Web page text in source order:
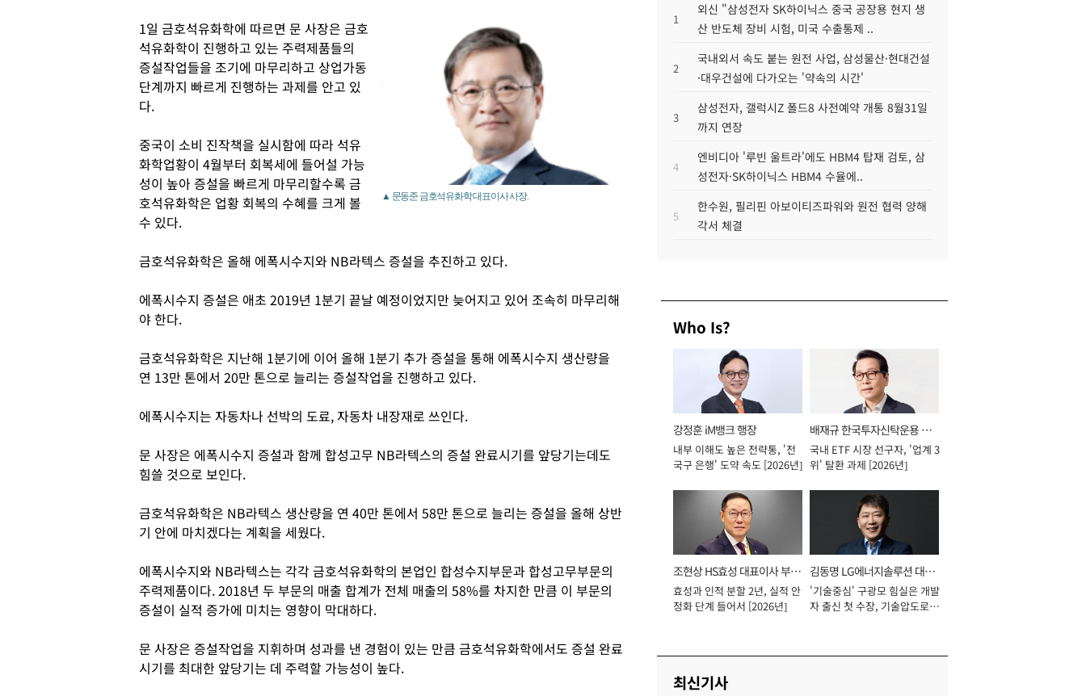
▲ 문동준 금호석유화학 대표이사 사장.
1일 금호석유화학에 따르면 문 사장은 금호
석유화학이 진행하고 있는 주력제품들의
증설작업들을 조기에 마무리하고 상업가동
단계까지 빠르게 진행하는 과제를 안고 있
다.
중국이 소비 진작책을 실시함에 따라 석유
화학업황이 4월부터 회복세에 들어설 가능
성이 높아 증설을 빠르게 마무리할수록 금
호석유화학은 업황 회복의 수혜를 크게 볼
수 있다.
금호석유화학은 올해 에폭시수지와 NB라텍스 증설을 추진하고 있다.
에폭시수지 증설은 애초 2019년 1분기 끝날 예정이었지만 늦어지고 있어 조속히 마무리해
야 한다.
금호석유화학은 지난해 1분기에 이어 올해 1분기 추가 증설을 통해 에폭시수지 생산량을
연 13만 톤에서 20만 톤으로 늘리는 증설작업을 진행하고 있다.
에폭시수지는 자동차나 선박의 도료, 자동차 내장재로 쓰인다.
문 사장은 에폭시수지 증설과 함께 합성고무 NB라텍스의 증설 완료시기를 앞당기는데도
힘쓸 것으로 보인다.
금호석유화학은 NB라텍스 생산량을 연 40만 톤에서 58만 톤으로 늘리는 증설을 올해 상반
기 안에 마치겠다는 계획을 세웠다.
에폭시수지와 NB라텍스는 각각 금호석유화학의 본업인 합성수지부문과 합성고무부문의
주력제품이다. 2018년 두 부문의 매출 합계가 전체 매출의 58%를 차지한 만큼 이 부문의
증설이 실적 증가에 미치는 영향이 막대하다.
문 사장은 증설작업을 지휘하며 성과를 낸 경험이 있는 만큼 금호석유화학에서도 증설 완료
시기를 최대한 앞당기는 데 주력할 가능성이 높다.
1
외신 "삼성전자 SK하이닉스 중국 공장용 현지 생
산 반도체 장비 시험, 미국 수출통제 ..
2
국내외서 속도 붙는 원전 사업, 삼성물산·현대건설
·대우건설에 다가오는 '약속의 시간'
3
삼성전자, 갤럭시Z 폴드8 사전예약 개통 8월31일
까지 연장
4
엔비디아 '루빈 울트라'에도 HBM4 탑재 검토, 삼
성전자·SK하이닉스 HBM4 수율에..
5
한수원, 필리핀 아보이티즈파워와 원전 협력 양해
각서 체결
Who Is?
강정훈 iM뱅크 행장
내부 이해도 높은 전략통, '전
국구 은행' 도약 속도 [2026년]
배재규 한국투자신탁운용 대
표이사 사장
국내 ETF 시장 선구자, '업계 3
위' 탈환 과제 [2026년]
조현상 HS효성 대표이사 부회
장
효성과 인적 분할 2년, 실적 안
정화 단계 들어서 [2026년]
김동명 LG에너지솔루션 대표
이사 사장
'기술중심' 구광모 힘실은 개발
자 출신 첫 수장, 기술압도로
최신기사